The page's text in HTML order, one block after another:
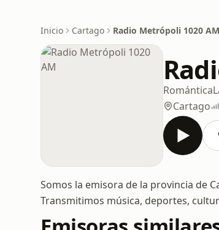
Inicio Cartago Radio Metrópoli 1020 AM
Romántica
Cartago
Somos la emisora de la provincia de
Transmitimos música, deportes,